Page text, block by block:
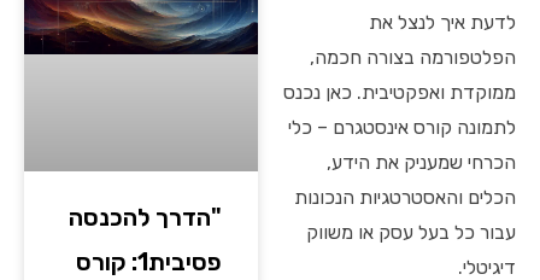
לדעת איך לנצל את
הפלטפורמה בצורה חכמה,
ממוקדת ואפקטיבית. כאן נכנס
לתמונה קורס אינסטגרם – כלי
הכרחי שמעניק את הידע,
הכלים והאסטרטגיות הנכונות
עבור כל בעל עסק או משווק
דיגיטלי.
"הדרך להכנסה
פסיבית1: קורס